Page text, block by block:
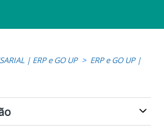
| ERP e GO UP
ERP e GO UP |